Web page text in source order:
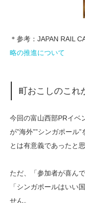
＊参考：JAPAN RAIL
略の推進について
町おこしのこれ
今回の富山西部PRイベ
が”海外””シンガポール
とは有意義であったと思
ただ、「参加者が喜ん
「シンガポールはいい
せん。